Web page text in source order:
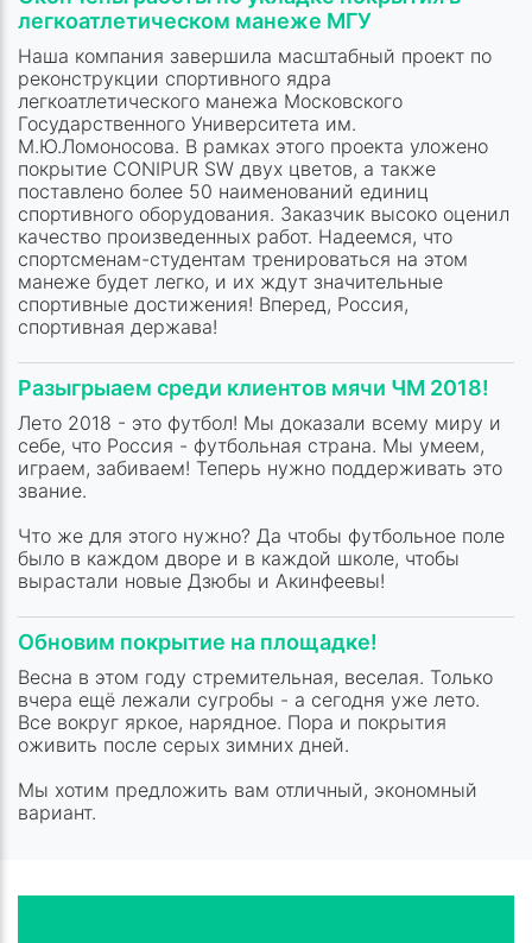
легкоатлетическом манеже МГУ
Наша компания завершила масштабный проект по
реконструкции спортивного ядра
легкоатлетического манежа Московского
Государственного Университета им.
М.Ю.Ломоносова. В рамках этого проекта уложено
покрытие CONIPUR SW двух цветов, а также
поставлено более 50 наименований единиц
спортивного оборудования. Заказчик высоко оценил
качество произведенных работ. Надеемся, что
спортсменам-студентам тренироваться на этом
манеже будет легко, и их ждут значительные
спортивные достижения! Вперед, Россия,
спортивная держава!
Разыгрыаем среди клиентов мячи ЧМ 2018!
Лето 2018 - это футбол! Мы доказали всему миру и
себе, что Россия - футбольная страна. Мы умеем,
играем, забиваем! Теперь нужно поддерживать это
звание.
Что же для этого нужно? Да чтобы футбольное поле
было в каждом дворе и в каждой школе, чтобы
вырастали новые Дзюбы и Акинфеевы!
Обновим покрытие на площадке!
Весна в этом году стремительная, веселая. Только
вчера ещё лежали сугробы - а сегодня уже лето.
Все вокруг яркое, нарядное. Пора и покрытия
оживить после серых зимних дней.
Мы хотим предложить вам отличный, экономный
вариант.